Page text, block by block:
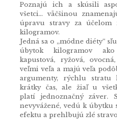
Poznajú ich a skúsili
všetci... väčšinou
úpravu stravy za účelom
kilogramov.
Jedná sa o ,,módne diéty“
úbytok kilogramov ako
kapustová, ryžová,
veľmi veľa a majú veľa
argumenty, rýchlu stratu
krátky čas, ale žiaľ u
platí jednoznačný záver.
nevyvážené, vedú k úbytku
efektu a prehlbujú zlé